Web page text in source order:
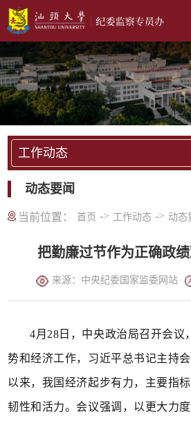
工作动态
动态要闻
当前位置： 首页 -> 工作动态 -> 动态
把勤廉过节作为正确政
来源：中央纪委国家监委网站
4月28日，中央政治局召开会议
势和经济工作，习近平总书记主持
以来，我国经济起步有力，主要指
韧性和活力。会议强调，以更大力